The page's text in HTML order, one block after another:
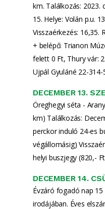
km. Találkozás: 2023.
15. Helye: Volán p.u.
Visszaérkezés: 16,35.
+ belépő: Trianon
felett 0 Ft, Thury vár:
Ujpál Gyuláné 22-314-
DECEMBER 13.
Öreghegyi séta -
km) Találkozás:
perckor induló 24-es
végállomásig)
helyi buszjegy (820,-
DECEMBER 14.
Évzáró fogadó nap
irodájában. Éves